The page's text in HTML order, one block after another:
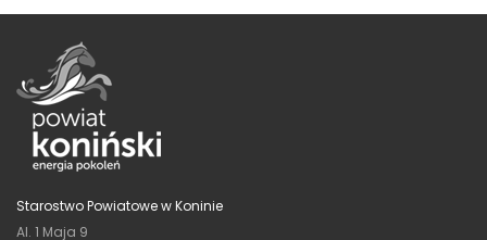
Starostwo Powiatowe w Koninie
Al. 1 Maja 9